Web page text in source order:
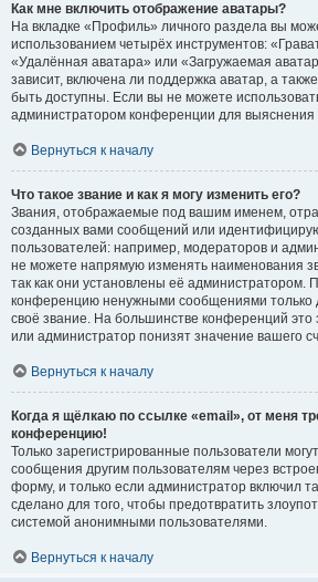
Как мне включить отображение аватары?
На вкладке «Профиль» личного раздела вы
использованием четырёх инструментов:
«Удалённая аватара» или «Загружаемая
зависит, включена ли поддержка аватар, а
быть доступны. Если вы не можете
администратором конференции для выяснения
Вернуться к началу
Что такое звание и как я могу изменить его?
Звания, отображаемые под вашим именем,
созданных вами сообщений или
пользователей: например, модераторов и
не можете напрямую изменять наименования
так как они установлены её администратором.
конференцию ненужными сообщениями только
своё звание. На большинстве конференций
или администратор понизят значение вашего
Вернуться к началу
Когда я щёлкаю по ссылке «email», от меня
конференцию!
Только зарегистрированные пользователи
сообщения другим пользователям через
форму, и только если администратор включил
сделано для того, чтобы предотвратить
системой анонимными пользователями.
Вернуться к началу